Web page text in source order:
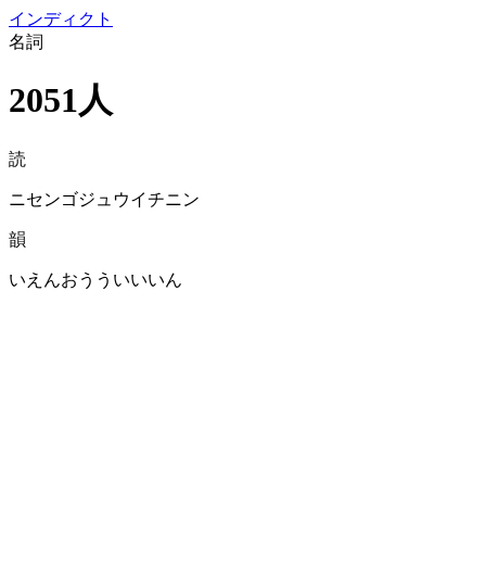
インディクト
名詞
2051人
読
ニセンゴジュウイチニン
韻
いえんおうういいいん